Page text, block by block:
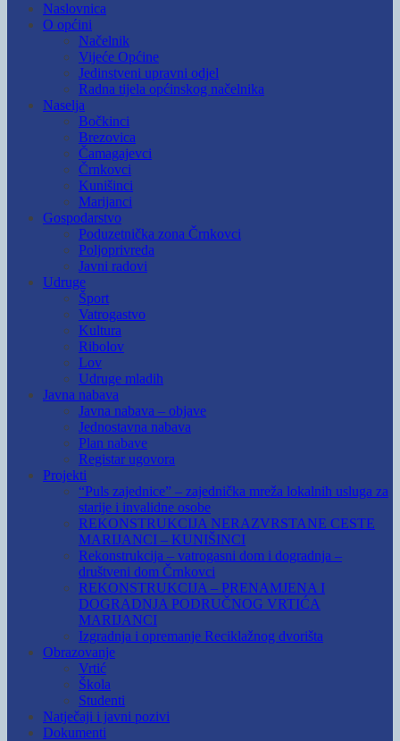
Naslovnica
O općini
Načelnik
Vijeće Općine
Jedinstveni upravni odjel
Radna tijela općinskog načelnika
Naselja
Bočkinci
Brezovica
Čamagajevci
Črnkovci
Kunišinci
Marijanci
Gospodarstvo
Poduzetnička zona Črnkovci
Poljoprivreda
Javni radovi
Udruge
Šport
Vatrogastvo
Kultura
Ribolov
Lov
Udruge mladih
Javna nabava
Javna nabava – objave
Jednostavna nabava
Plan nabave
Registar ugovora
Projekti
“Puls zajednice” – zajednička mreža lokalnih usluga za
starije i invalidne osobe
REKONSTRUKCIJA NERAZVRSTANE CESTE
MARIJANCI – KUNIŠINCI
Rekonstrukcija – vatrogasni dom i dogradnja –
društveni dom Črnkovci
REKONSTRUKCIJA – PRENAMJENA I
DOGRADNJA PODRUČNOG VRTIĆA
MARIJANCI
Izgradnja i opremanje Reciklažnog dvorišta
Obrazovanje
Vrtić
Škola
Studenti
Natječaji i javni pozivi
Dokumenti